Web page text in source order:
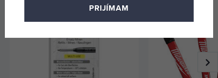
PRIJÍMAM